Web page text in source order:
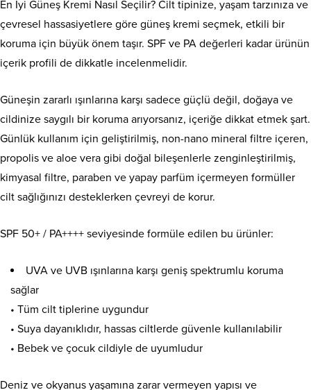
En İyi Güneş Kremi Nasıl Seçilir? Cilt tipinize, yaşam tarzınıza ve
çevresel hassasiyetlere göre güneş kremi seçmek, etkili bir
koruma için büyük önem taşır. SPF ve PA değerleri kadar ürünün
içerik profili de dikkatle incelenmelidir.
Güneşin zararlı ışınlarına karşı sadece güçlü değil, doğaya ve
cildinize saygılı bir koruma arıyorsanız, içeriğe dikkat etmek şart.
Günlük kullanım için geliştirilmiş, non-nano mineral filtre içeren,
propolis ve aloe vera gibi doğal bileşenlerle zenginleştirilmiş,
kimyasal filtre, paraben ve yapay parfüm içermeyen formüller
cilt sağlığınızı desteklerken çevreyi de korur.
SPF 50+ / PA++++ seviyesinde formüle edilen bu ürünler:
UVA ve UVB ışınlarına karşı geniş spektrumlu koruma
sağlar
• Tüm cilt tiplerine uygundur
• Suya dayanıklıdır, hassas ciltlerde güvenle kullanılabilir
• Bebek ve çocuk cildiyle de uyumludur
Deniz ve okyanus yaşamına zarar vermeyen yapısı ve